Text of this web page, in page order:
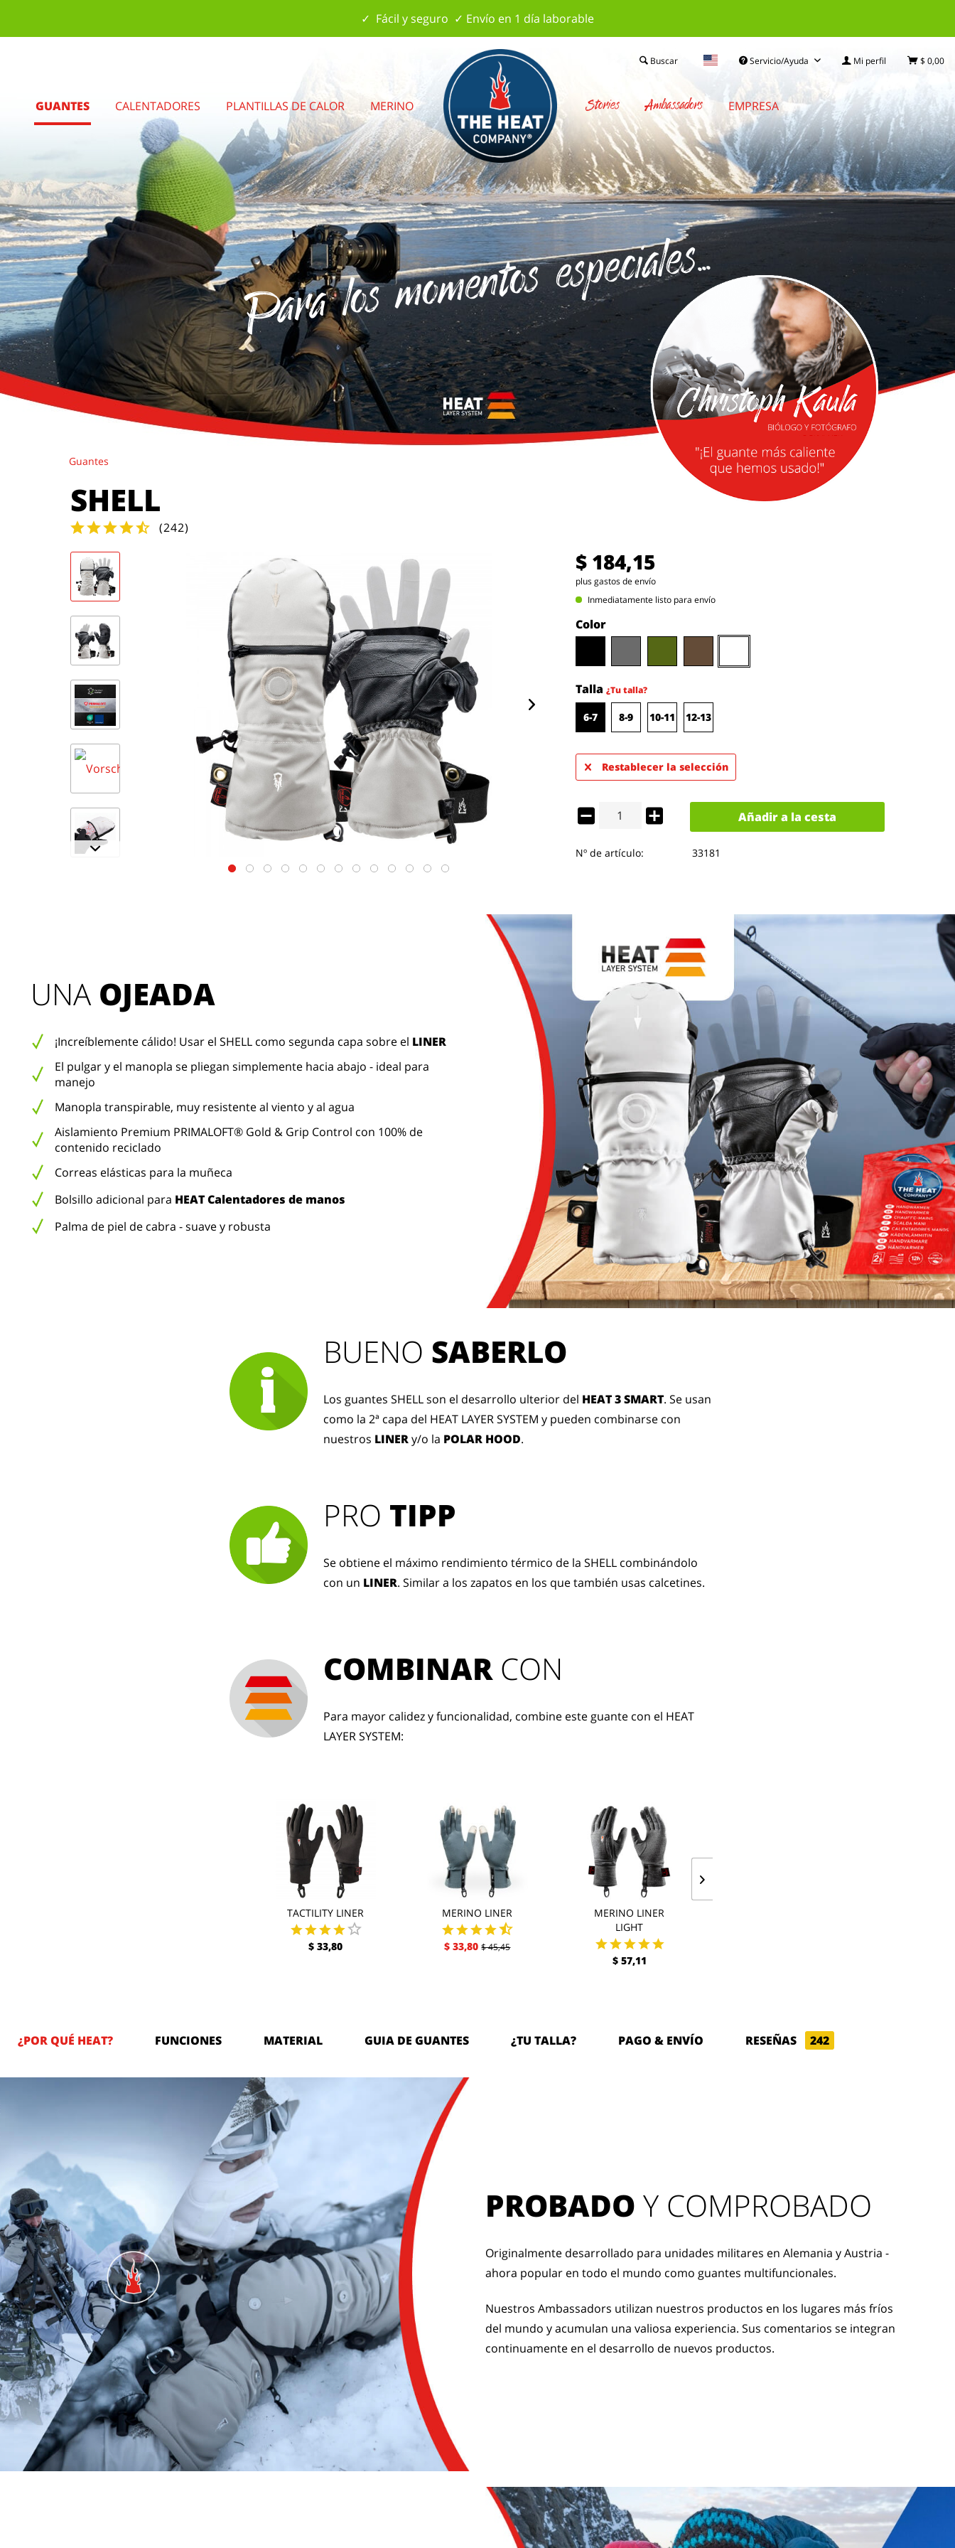
✓ Fácil y seguro ✓ Envío en 1 día laborable
Para los momentos especiales...
Servicio/Ayuda Mi perfil $ 0,00
Buscar
GUANTES CALENTADORES PLANTILLAS DE CALOR MERINO Stories Ambassadors EMPRESA
Guantes
SHELL
(242)
$ 184,15
plus gastos de envío
Inmediatamente listo para envío
Color
Talla ¿Tu talla?
6-7 8-9 10-11 12-13
Restablecer la selección
Añadir a la cesta
Nº de artículo: 33181
UNA OJEADA
¡Increíblemente cálido! Usar el SHELL como segunda capa sobre el LINER
El pulgar y el manopla se pliegan simplemente hacia abajo - ideal para
manejo
Manopla transpirable, muy resistente al viento y al agua
Aislamiento Premium PRIMALOFT® Gold & Grip Control con 100% de
contenido reciclado
Correas elásticas para la muñeca
Bolsillo adicional para HEAT Calentadores de manos
Palma de piel de cabra - suave y robusta
PRO TIPP
Se obtiene el máximo rendimiento térmico de la SHELL combinándolo
con un LINER. Similar a los zapatos en los que también usas calcetines.
BUENO SABERLO
Los guantes SHELL son el desarrollo ulterior del HEAT 3 SMART. Se usan
como la 2ª capa del HEAT LAYER SYSTEM y pueden combinarse con
nuestros LINERy/o la POLAR HOOD.
TACTILITY LINER
$ 33,80
MERINO LINER
$ 33,80 $ 45,45
MERINO LINER
LIGHT
$ 57,11
COMBINAR CON
Para mayor calidez y funcionalidad, combine este guante con el HEAT
LAYER SYSTEM:
¿POR QUÉ HEAT? FUNCIONES MATERIAL GUIA DE GUANTES ¿TU TALLA? PAGO & ENVÍO RESEÑAS 242
PROBADO Y COMPROBADO
Originalmente desarrollado para unidades militares en Alemania y Austria -
ahora popular en todo el mundo como guantes multifuncionales.
Nuestros Ambassadors utilizan nuestros productos en los lugares más fríos
del mundo y acumulan una valiosa experiencia. Sus comentarios se integran
continuamente en el desarrollo de nuevos productos.